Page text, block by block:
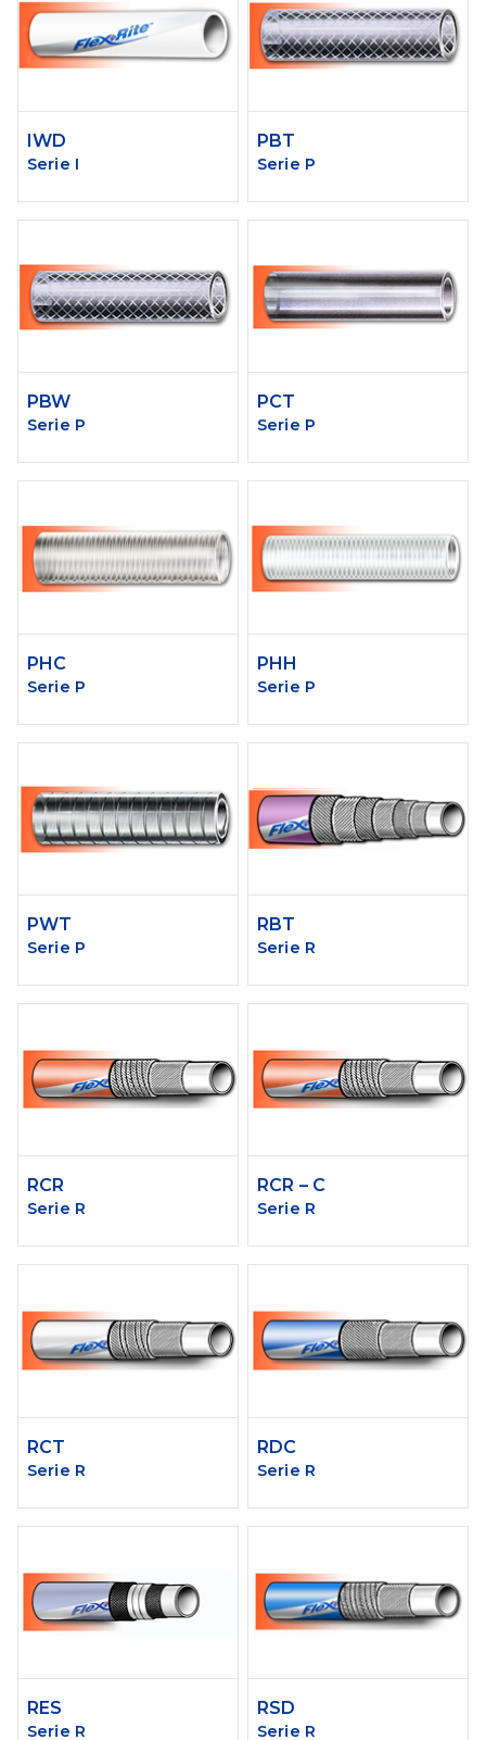
IWD
Serie I
PBT
Serie P
PBW
Serie P
PCT
Serie P
PHC
Serie P
PHH
Serie P
PWT
Serie P
RBT
Serie R
RCR
Serie R
RCR – C
Serie R
RCT
Serie R
RDC
Serie R
RES
Serie R
RSD
Serie R